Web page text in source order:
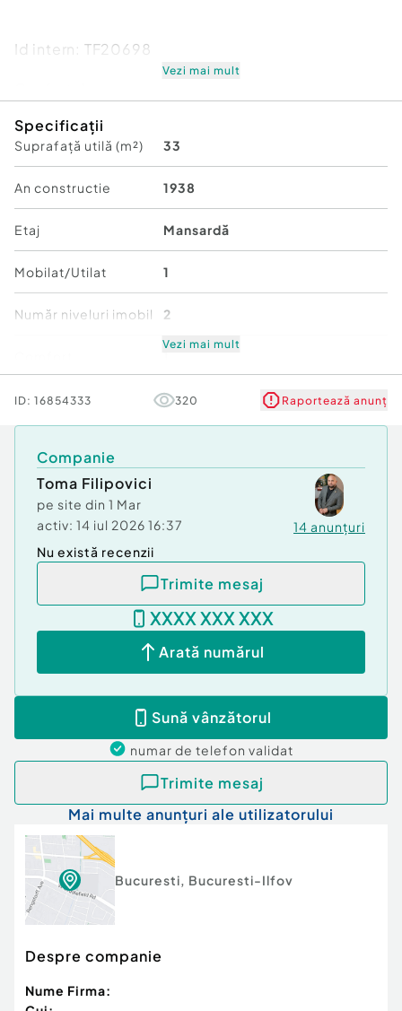
Id intern: TF20698
Comision cumpărător:
Vezi mai mult
Specificații
Suprafață utilă (m²) 33
An constructie 1938
Etaj Mansardă
Mobilat/Utilat 1
Număr niveluri imobil 2
Stare Bună
Vezi mai mult
ID: 16854333 320 Raportează anunț
Companie
Toma Filipovici
pe site din 1 Mar
activ: 14 iul 2026 16:37 14 anunțuri
Nu există recenzii
Trimite mesaj
XXXX XXX XXX
Arată numărul
Sună vânzătorul
numar de telefon validat
Trimite mesaj
Mai multe anunțuri ale utilizatorului
Bucuresti, Bucuresti-Ilfov
Despre companie
Nume Firma: